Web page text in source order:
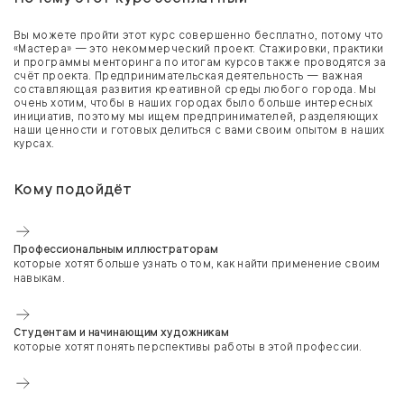
Вы можете пройти этот курс совершенно бесплатно, потому что
«Мастера» — это некоммерческий проект. Стажировки, практики
и программы менторинга по итогам курсов также проводятся за
счёт проекта. Предпринимательская деятельность — важная
составляющая развития креативной среды любого города. Мы
очень хотим, чтобы в наших городах было больше интересных
инициатив, поэтому мы ищем предпринимателей, разделяющих
наши ценности и готовых делиться с вами своим опытом в наших
курсах.
Кому подойдёт
Профессиональным иллюстраторам
которые хотят больше узнать о том, как найти применение своим
навыкам.
Студентам и начинающим художникам
которые хотят понять перспективы работы в этой профессии.